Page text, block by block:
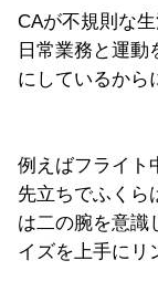
CAが不規則な
日常業務と運
にしているから
例えばフライト
先立ちでふくら
は二の腕を意識
イズを上手にリ